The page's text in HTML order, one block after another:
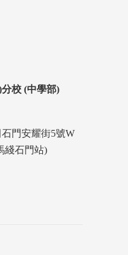
校 (中學部)
門安耀街5號W
綫石門站)